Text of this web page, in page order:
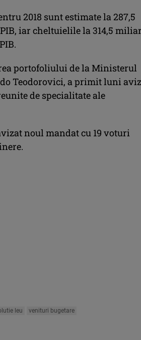
2018 sunt estimate la 287,5
iar cheltuielile la 314,5
portofoliului de la Ministerul
Teodorovici, a primit luni aviz
de specialitate ale
noul mandat cu 19 voturi
leu venituri bugetare